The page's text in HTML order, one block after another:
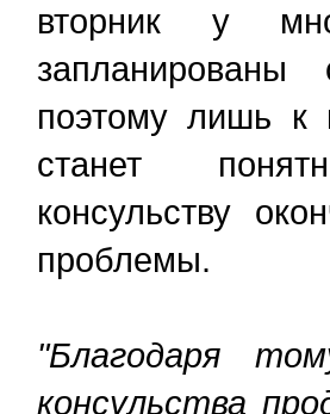
вторник у
поэтому лишь к
станет
консульству
проблемы.
"Благодаря
консульства